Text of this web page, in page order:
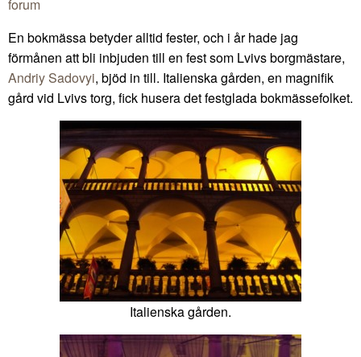
forum
En bokmässa betyder alltid fester, och i år hade jag
förmånen att bli inbjuden till en fest som Lvivs borgmästare,
Andriy Sadovyi, bjöd in till. Italienska gården, en magnifik
gård vid Lvivs torg, fick husera det festglada bokmässefolket.
Italienska gården.